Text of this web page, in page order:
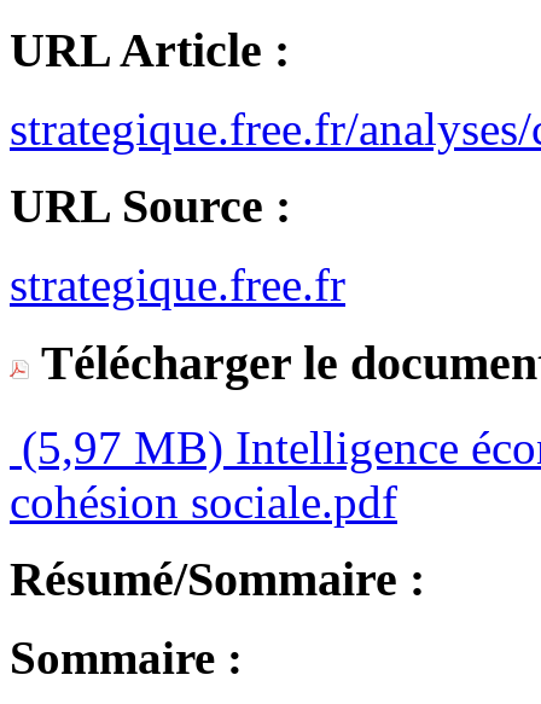
URL Article :
strategique.free.fr/
URL Source :
strategique.free.fr
Télécharger le
(5,97 MB) Intelligence
cohésion sociale.pdf
Résumé/Sommaire :
Sommaire :